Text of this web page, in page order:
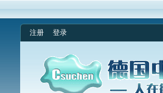
注册 登录